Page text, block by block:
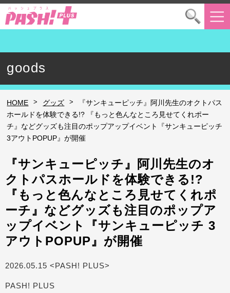
goods
HOME > グッズ >
『サンキューピッチ』阿川先生のオクトパス
ホールドを体験できる!? 『もっと色んなところ見せてくれポー
チ』などグッズも注目のポップアップイベント『サンキューピッチ
3アウトPOPUP』が開催
『サンキューピッチ』阿川先生のオ
クトパスホールドを体験できる!?
『もっと色んなところ見せてくれポ
ーチ』などグッズも注目のポップア
ップイベント『サンキューピッチ 3
アウトPOPUP』が開催
2026.05.15 <PASH! PLUS>
PASH! PLUS